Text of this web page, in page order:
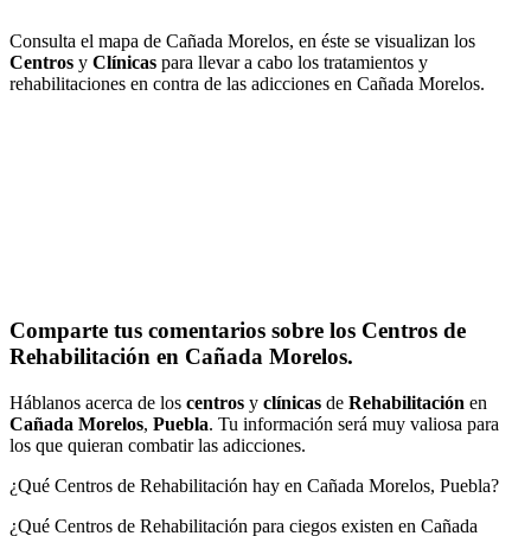
Consulta el mapa de Cañada Morelos, en éste se visualizan los
Centros y Clínicas para llevar a cabo los tratamientos y
rehabilitaciones en contra de las adicciones en Cañada Morelos.
Comparte tus comentarios sobre los Centros de
Rehabilitación en Cañada Morelos.
Háblanos acerca de los centros y clínicas de Rehabilitación en
Cañada Morelos, Puebla. Tu información será muy valiosa para
los que quieran combatir las adicciones.
¿Qué Centros de Rehabilitación hay en Cañada Morelos, Puebla?
¿Qué Centros de Rehabilitación para ciegos existen en Cañada